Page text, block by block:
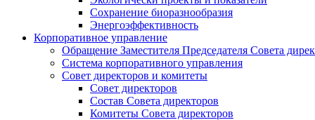
Сохранение биоразнообразия
Энергоэффективность
Корпоративное управление
Обращение Заместителя Председателя Совета
Система корпоративного управления
Совет директоров и комитеты
Совет директоров
Состав Совета директоров
Комитеты Совета директоров